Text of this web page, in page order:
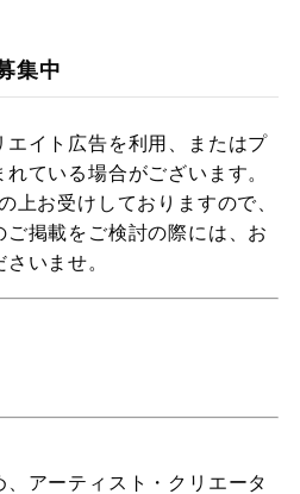
集中
イト広告を利用、またはプ
ている場合がございます。
上お受けしておりますので、
掲載をご検討の際には、お
いませ。
、アーティスト・クリエータ